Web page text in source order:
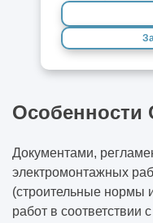
Особенности
Документами,
электромонтажных
(строительные нормы
работ в